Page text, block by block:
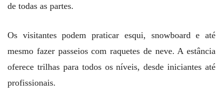
de todas as partes.
Os visitantes podem praticar esqui, snowboard e até
mesmo fazer passeios com raquetes de neve. A estância
oferece trilhas para todos os níveis, desde iniciantes até
profissionais.